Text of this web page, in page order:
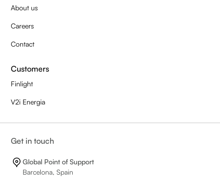
About us
Careers
Contact
Customers
Finlight
V2i Energia
Get in touch
Global Point of Support
Barcelona, Spain